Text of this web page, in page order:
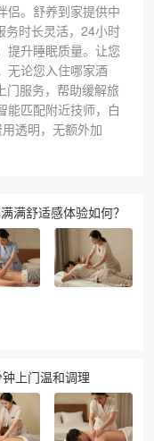
侣。舒养到家提供中
务时长灵活，24小时
提升睡眠质量。让您
无论您入住哪家酒
门服务，帮助缓解旅
能匹配附近技师，白
透明，无额外加
满舒适感体验如何？
上门温和调理